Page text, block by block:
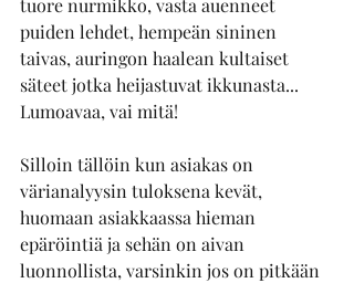
tuore nurmikko, vasta auenneet
puiden lehdet, hempeän sininen
taivas, auringon haalean kultaiset
säteet jotka heijastuvat ikkunasta...
Lumoavaa, vai mitä!
Silloin tällöin kun asiakas on
värianalyysin tuloksena kevät,
huomaan asiakkaassa hieman
epäröintiä ja sehän on aivan
luonnollista, varsinkin jos on pitkään